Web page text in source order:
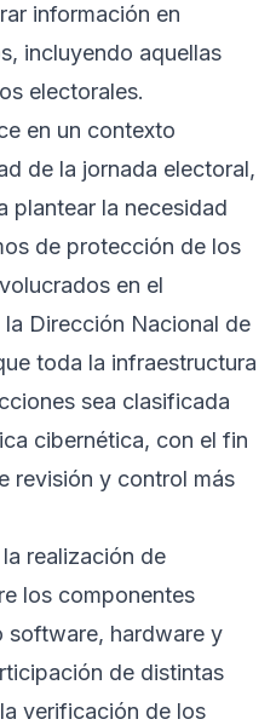
información en
incluyendo aquellas
electorales.
en un contexto
de la jornada electoral,
plantear la necesidad
de protección de los
en el
Dirección Nacional de
toda la infraestructura
sea clasificada
cibernética, con el fin
revisión y control más
realización de
los componentes
software, hardware y
de distintas
verificación de los